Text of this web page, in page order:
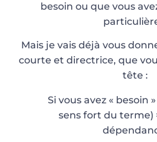
besoin ou que vous
Mais je vais déjà vous
courte et directrice, que
tête :
Si vous avez « besoin
sens fort du terme)